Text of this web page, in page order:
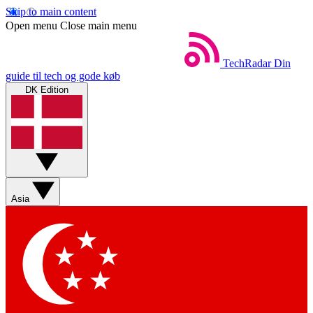
Skip to main content
Open menu Close main menu
TechRadar Din
guide til tech og gode køb
DK Edition
Asia